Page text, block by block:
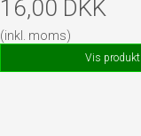
16,00 DKK
(inkl. moms)
Vis produkt